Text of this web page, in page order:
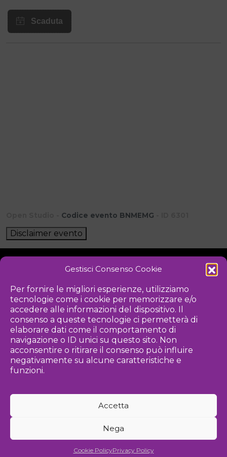
Gestisci Consenso Cookie
Per fornire le migliori esperienze, utilizziamo
tecnologie come i cookie per memorizzare e/o
accedere alle informazioni del dispositivo. Il
consenso a queste tecnologie ci permetterà di
elaborare dati come il comportamento di
navigazione o ID unici su questo sito. Non
acconsentire o ritirare il consenso può influire
negativamente su alcune caratteristiche e
funzioni.
Accetta
Nega
Cookie PolicyPrivacy Policy
Codice evento BNMEMG
Disclaimer evento
PRIVACY POLICY
Iniziativa
Associazione culturale per la promozione delle arti visive
2026 Associazione Kou - [cf] 97815340589